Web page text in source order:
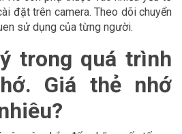
đặt trên camera. Theo dõi chuyển
sử dụng của từng người.
trong quá trình
Giá thẻ nhớ